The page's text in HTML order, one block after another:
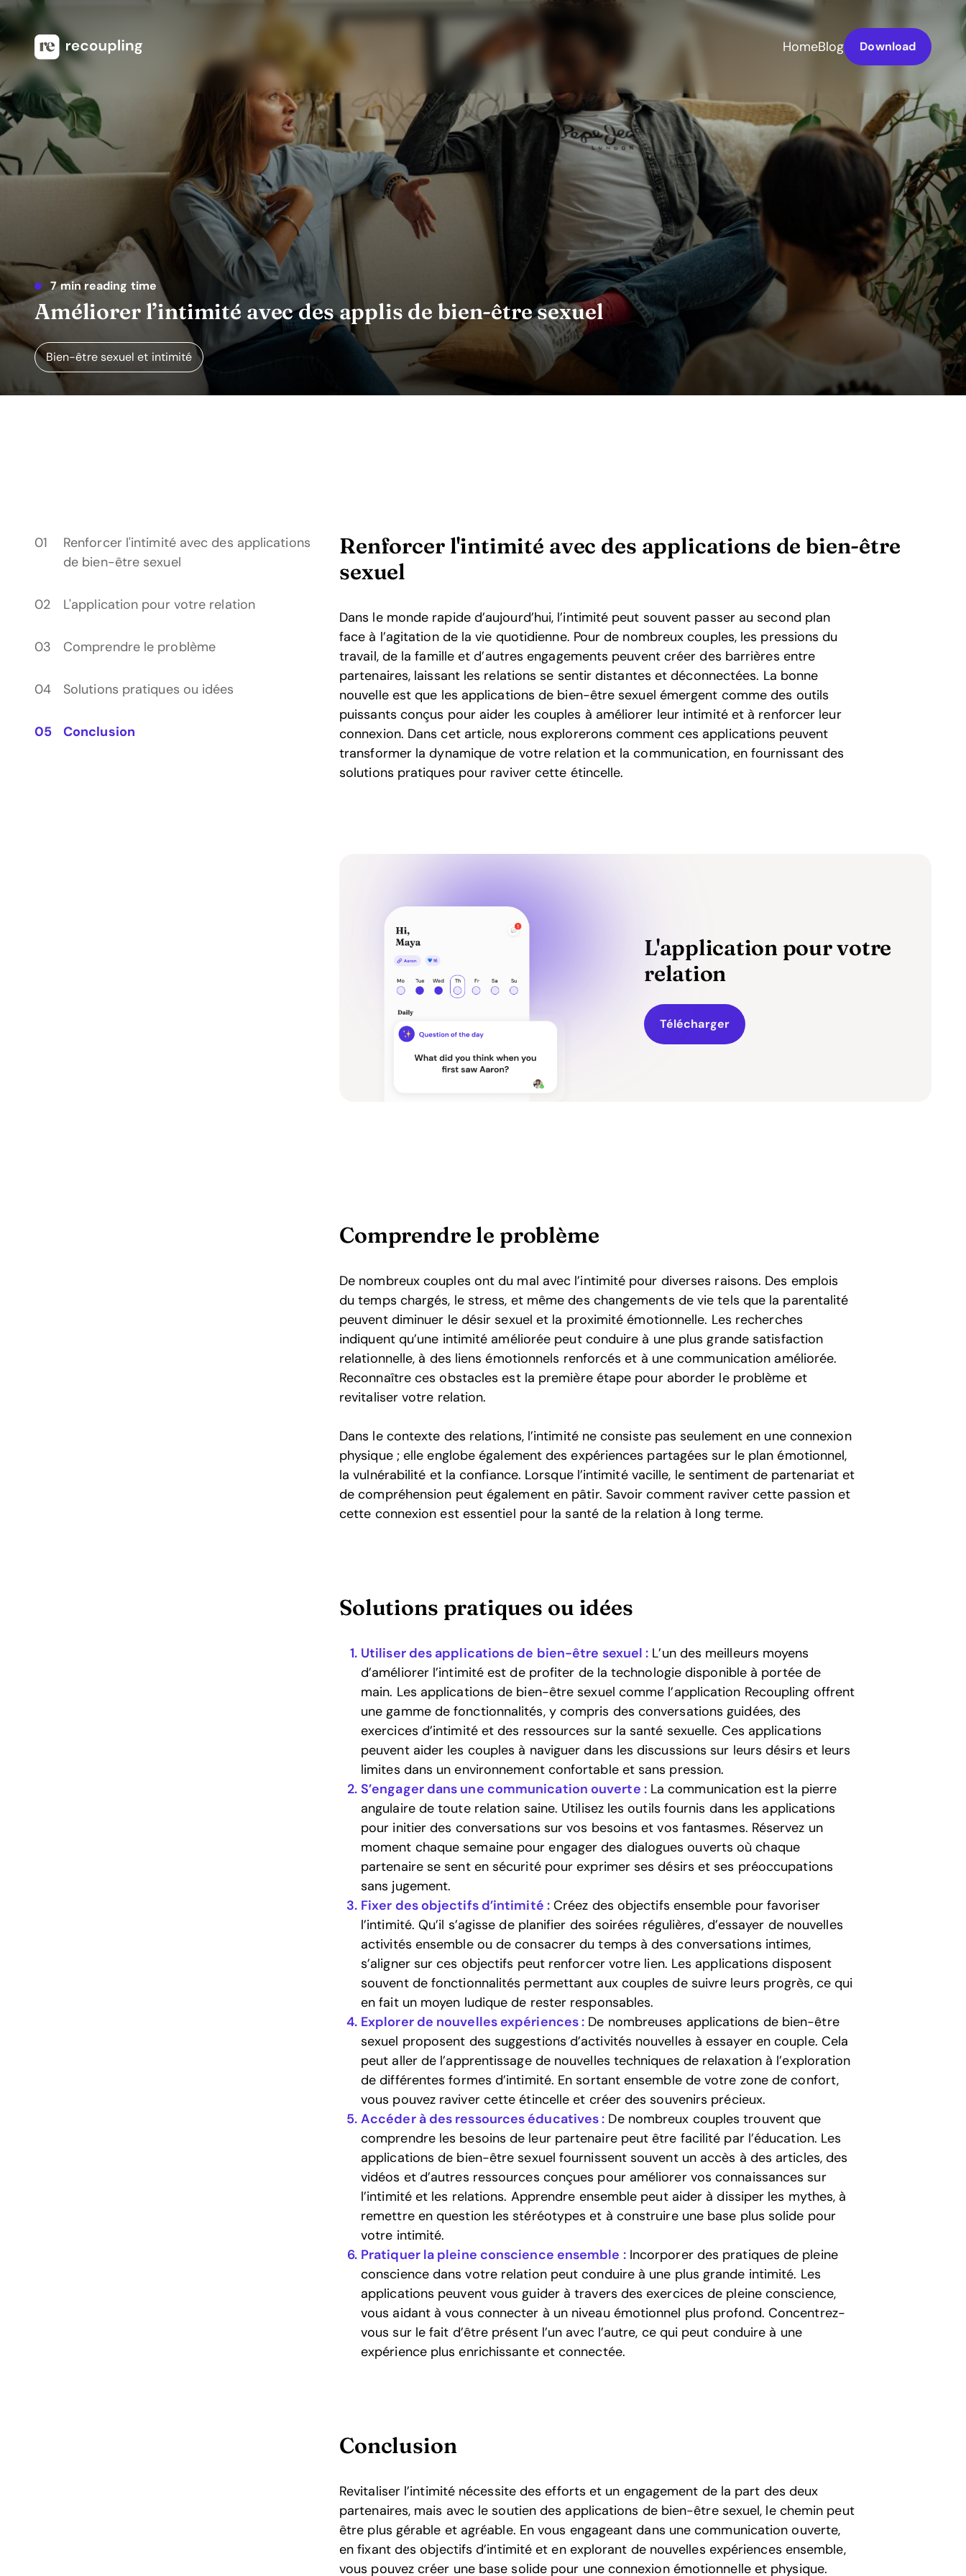
HomeBlog Download
7 min reading time
Améliorer l’intimité avec des applis de bien-être sexuel
Bien-être sexuel et intimité
Renforcer l'intimité avec des applications
de bien-être sexuel
L'application pour votre relation
Comprendre le problème
Solutions pratiques ou idées
Conclusion
Renforcer l'intimité avec des applications de bien-être
sexuel
Dans le monde rapide d’aujourd’hui, l’intimité peut souvent passer au second plan
face à l’agitation de la vie quotidienne. Pour de nombreux couples, les pressions du
travail, de la famille et d’autres engagements peuvent créer des barrières entre
partenaires, laissant les relations se sentir distantes et déconnectées. La bonne
nouvelle est que les applications de bien-être sexuel émergent comme des outils
puissants conçus pour aider les couples à améliorer leur intimité et à renforcer leur
connexion. Dans cet article, nous explorerons comment ces applications peuvent
transformer la dynamique de votre relation et la communication, en fournissant des
solutions pratiques pour raviver cette étincelle.
L'application pour votre
relation
Télécharger
Comprendre le problème
De nombreux couples ont du mal avec l’intimité pour diverses raisons. Des emplois
du temps chargés, le stress, et même des changements de vie tels que la parentalité
peuvent diminuer le désir sexuel et la proximité émotionnelle. Les recherches
indiquent qu’une intimité améliorée peut conduire à une plus grande satisfaction
relationnelle, à des liens émotionnels renforcés et à une communication améliorée.
Reconnaître ces obstacles est la première étape pour aborder le problème et
revitaliser votre relation.
Dans le contexte des relations, l’intimité ne consiste pas seulement en une connexion
physique ; elle englobe également des expériences partagées sur le plan émotionnel,
la vulnérabilité et la confiance. Lorsque l’intimité vacille, le sentiment de partenariat et
de compréhension peut également en pâtir. Savoir comment raviver cette passion et
cette connexion est essentiel pour la santé de la relation à long terme.
Solutions pratiques ou idées
Utiliser des applications de bien-être sexuel : L’un des meilleurs moyens
d’améliorer l’intimité est de profiter de la technologie disponible à portée de
main. Les applications de bien-être sexuel comme l’application Recoupling offrent
une gamme de fonctionnalités, y compris des conversations guidées, des
exercices d’intimité et des ressources sur la santé sexuelle. Ces applications
peuvent aider les couples à naviguer dans les discussions sur leurs désirs et leurs
limites dans un environnement confortable et sans pression.
S’engager dans une communication ouverte :La communication est la pierre
angulaire de toute relation saine. Utilisez les outils fournis dans les applications
pour initier des conversations sur vos besoins et vos fantasmes. Réservez un
moment chaque semaine pour engager des dialogues ouverts où chaque
partenaire se sent en sécurité pour exprimer ses désirs et ses préoccupations
sans jugement.
Fixer des objectifs d’intimité :Créez des objectifs ensemble pour favoriser
l’intimité. Qu’il s’agisse de planifier des soirées régulières, d’essayer de nouvelles
activités ensemble ou de consacrer du temps à des conversations intimes,
s’aligner sur ces objectifs peut renforcer votre lien. Les applications disposent
souvent de fonctionnalités permettant aux couples de suivre leurs progrès, ce qui
en fait un moyen ludique de rester responsables.
Explorer de nouvelles expériences : De nombreuses applications de bien-être
sexuel proposent des suggestions d’activités nouvelles à essayer en couple. Cela
peut aller de l’apprentissage de nouvelles techniques de relaxation à l’exploration
de différentes formes d’intimité. En sortant ensemble de votre zone de confort,
vous pouvez raviver cette étincelle et créer des souvenirs précieux.
Accéder à des ressources éducatives : De nombreux couples trouvent que
comprendre les besoins de leur partenaire peut être facilité par l’éducation. Les
applications de bien-être sexuel fournissent souvent un accès à des articles, des
vidéos et d’autres ressources conçues pour améliorer vos connaissances sur
l’intimité et les relations. Apprendre ensemble peut aider à dissiper les mythes, à
remettre en question les stéréotypes et à construire une base plus solide pour
votre intimité.
Pratiquer la pleine conscience ensemble :Incorporer des pratiques de pleine
conscience dans votre relation peut conduire à une plus grande intimité. Les
applications peuvent vous guider à travers des exercices de pleine conscience,
vous aidant à vous connecter à un niveau émotionnel plus profond. Concentrez-
vous sur le fait d’être présent l’un avec l’autre, ce qui peut conduire à une
expérience plus enrichissante et connectée.
Conclusion
Revitaliser l’intimité nécessite des efforts et un engagement de la part des deux
partenaires, mais avec le soutien des applications de bien-être sexuel, le chemin peut
être plus gérable et agréable. En vous engageant dans une communication ouverte,
en fixant des objectifs d’intimité et en explorant de nouvelles expériences ensemble,
vous pouvez créer une base solide pour une connexion émotionnelle et physique.